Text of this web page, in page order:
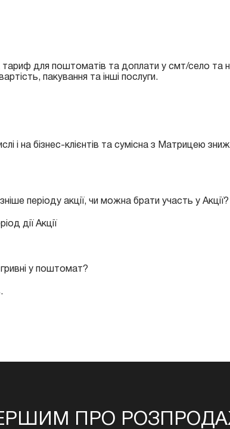
тариф для поштоматів та доплати у смт/село та
пакування та інші послуги.
і на бізнес-клієнтів та сумісна з Матрицею
періоду акції, чи можна брати участь у Акції?
дії Акції
у поштомат?
ПРО